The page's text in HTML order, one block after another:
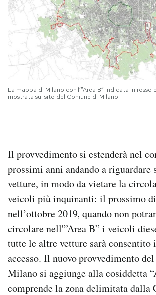
La mappa di Milano con l’”Area B” indicata in rosso
mostrata sul sito del Comune di Milano
Il provvedimento si estenderà nel
prossimi anni andando a riguardare
vetture, in modo da vietare la
veicoli più inquinanti: il prossimo
nell’ottobre 2019, quando non
circolare nell'”Area B” i veicoli
tutte le altre vetture sarà
accesso. Il nuovo provvedimento
Milano si aggiunge alla cosiddetta
comprende la zona delimitata dalla